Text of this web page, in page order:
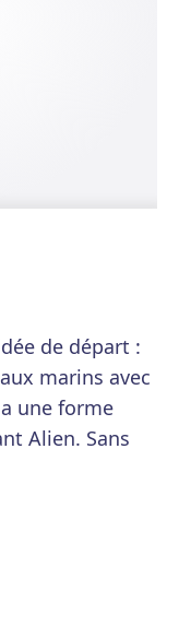
de départ :
marins avec
une forme
Alien. Sans